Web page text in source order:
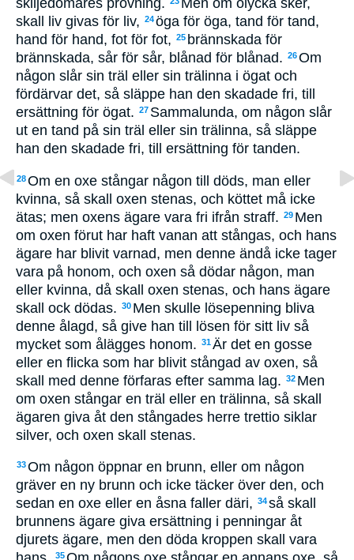
skiljedomares prövning.
Men om olycka sker,
skall liv givas för liv, 24öga för öga, tand för tand,
hand för hand, fot för fot, 25 brännskada för
brännskada, sår för sår, blånad för blånad. 26Om
någon slår sin träl eller sin trälinna i ögat och
fördärvar det, så släppe han den skadade fri, till
ersättning för ögat. 27 Sammalunda, om någon slår
ut en tand på sin träl eller sin trälinna, så släppe
han den skadade fri, till ersättning för tanden.
28Om en oxe stångar någon till döds, man eller
kvinna, så skall oxen stenas, och köttet må icke
ätas; men oxens ägare vara fri ifrån straff. 29 Men
om oxen förut har haft vanan att stångas, och hans
ägare har blivit varnad, men denne ändå icke tager
vara på honom, och oxen så dödar någon, man
eller kvinna, då skall oxen stenas, och hans ägare
skall ock dödas. 30 Men skulle lösepenning bliva
denne ålagd, så give han till lösen för sitt liv så
mycket som ålägges honom. 31Är det en gosse
eller en flicka som har blivit stångad av oxen, så
skall med denne förfaras efter samma lag. 32 Men
om oxen stångar en träl eller en trälinna, så skall
ägaren giva åt den stångades herre trettio siklar
silver, och oxen skall stenas.
33Om någon öppnar en brunn, eller om någon
gräver en ny brunn och icke täcker över den, och
sedan en oxe eller en åsna faller däri, 34så skall
brunnens ägare giva ersättning i penningar åt
djurets ägare, men den döda kroppen skall vara
35